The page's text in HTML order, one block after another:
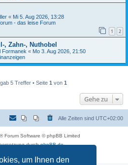
um Ihnen den
« Mi 5. Aug 2026, 13:28
- das leise Forum
1 2
, Zahn-, Nuthobel
Formanek « Mo 3. Aug 2026, 21:50
5 Treffer • Seite 1 von 1
Gehe zu
Alle Zeiten sind UTC+02:00
® Forum Software © phpBB Limited
durchphpBB.de